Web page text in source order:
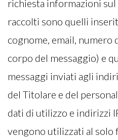
richiesta informazioni
raccolti sono quelli
cognome, email, numero
corpo del messaggio) e
messaggi inviati agli
del Titolare e del
dati di utilizzo e indirizzi
vengono utilizzati al solo